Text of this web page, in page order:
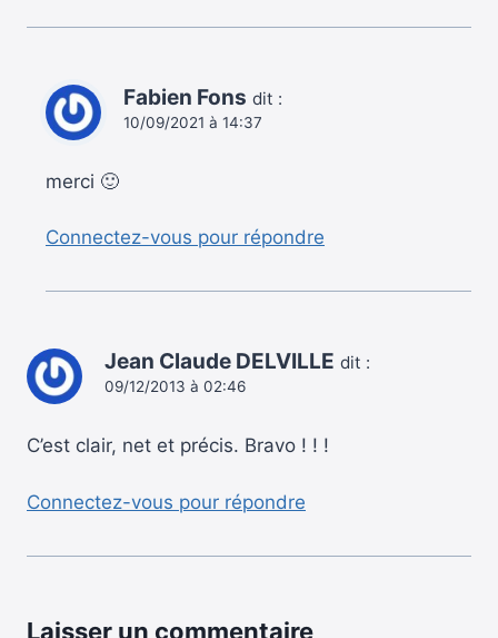
Fabien Fons dit :
10/09/2021 à 14:37
merci 🙂
Connectez-vous pour répondre
Jean Claude DELVILLE dit :
09/12/2013 à 02:46
C’est clair, net et précis. Bravo ! ! !
Connectez-vous pour répondre
Laisser un commentaire